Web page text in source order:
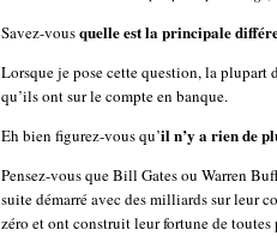
Savez-vousquelle est la principale
Lorsque je pose cette question, la plupart
qu’ils ont sur le compte en banque.
Eh bien figurez-vous qu’il n’y a rien de
Pensez-vous que Bill Gates ou Warren
suite démarré avec des milliards sur leur
zéro et ont construit leur fortune de toutes